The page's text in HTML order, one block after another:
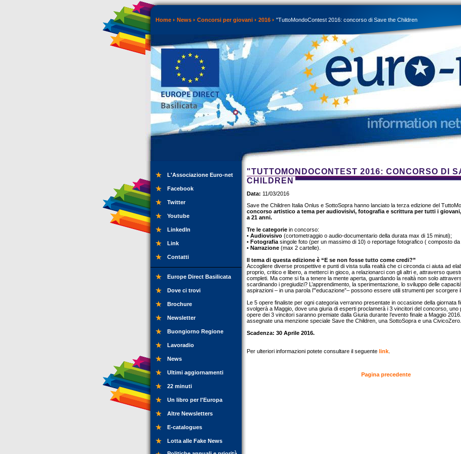
Home News Concorsi per giovani 2016 "TuttoMondoContest 2016: concorso di Save the Children
L'Associazione Euro-net
Facebook
Twitter
Youtube
LinkedIn
Link
Contatti
Europe Direct Basilicata
Dove ci trovi
Brochure
Newsletter
Buongiorno Regione
Lavoradio
News
Ultimi aggiornamenti
22 minuti
Un libro per l'Europa
Altre Newsletters
E-catalogues
Lotta alle Fake News
"TUTTOMONDOCONTEST 2016: CONCORSO DI
CHILDREN
Data: 11/03/2016
Save the Children Italia Onlus e SottoSopra hanno lanciato la terza edizione del
concorso artistico a tema per audiovisivi, fotografia e scrittura per tutti i
a 21 anni.
Tre le categorie in concorso:
• Audiovisivo (cortometraggio o audio-documentario della durata max di 15 minuti);
• Fotografia singole foto (per un massimo di 10) o reportage fotografico ( composto
• Narrazione (max 2 cartelle).
Il tema di questa edizione è “E se non fosse tutto come credi?”
Accogliere diverse prospettive e punti di vista sulla realtà che ci circonda ci aiuta ad
proprio, critico e libero, a metterci in gioco, a relazionarci con gli altri e, attraverso
completi. Ma come si fa a tenere la mente aperta, guardando la realtà non solo
scardinando i pregiudizi? L’apprendimento, la sperimentazione, lo sviluppo delle
aspirazioni – in una parola l’”educazione”– possono essere utili strumenti per scorgere
Le 5 opere finaliste per ogni categoria verranno presentate in occasione della giornata
svolgerà a Maggio, dove una giuria di esperti proclamerà i 3 vincitori del concorso, uno
opere dei 3 vincitori saranno premiate dalla Giuria durante l’evento finale a Maggio
assegnate una menzione speciale Save the Children, una SottoSopra e una CivicoZero.
Scadenza: 30 Aprile 2016.
Per ulteriori informazioni potete consultare il seguente link
Pagina precedente